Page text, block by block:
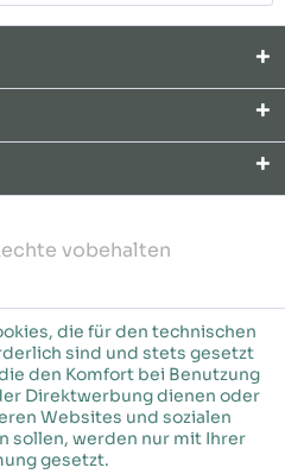
vobehalten
die für den technischen
sind und stets gesetzt
den Komfort bei Benutzung
Direktwerbung dienen oder
Websites und sozialen
sollen, werden nur mit Ihrer
gesetzt.